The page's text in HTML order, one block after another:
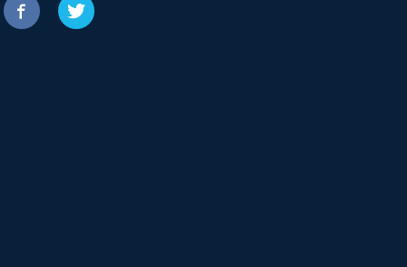
 